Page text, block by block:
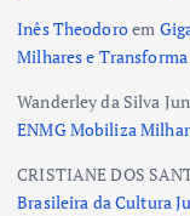
Inês Theodoroem
Milhares e
Wanderley da Silva
ENMG Mobiliza
CRISTIANE DOS
Brasileira da Cultura